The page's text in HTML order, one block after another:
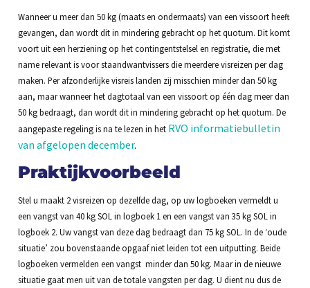
Wanneer u meer dan 50 kg (maats en ondermaats) van een vissoort heeft
gevangen, dan wordt dit in mindering gebracht op het quotum. Dit komt
voort uit een herziening op het contingentstelsel en registratie, die met
name relevant is voor staandwantvissers die meerdere visreizen per dag
maken. Per afzonderlijke visreis landen zij misschien minder dan 50 kg
aan, maar wanneer het dagtotaal van een vissoort op één dag meer dan
50 kg bedraagt, dan wordt dit in mindering gebracht op het quotum. De
aangepaste regeling is na te lezen in het RVO informatiebulletin
van afgelopen december.
Praktijkvoorbeeld
Stel u maakt 2 visreizen op dezelfde dag, op uw logboeken vermeldt u
een vangst van 40 kg SOL in logboek 1 en een vangst van 35 kg SOL in
logboek 2. Uw vangst van deze dag bedraagt dan 75 kg SOL. In de ‘oude
situatie’ zou bovenstaande opgaaf niet leiden tot een uitputting. Beide
logboeken vermelden een vangst minder dan 50 kg. Maar in de nieuwe
situatie gaat men uit van de totale vangsten per dag. U dient nu dus de